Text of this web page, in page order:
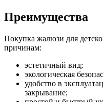
Преимущества
Покупка жалюзи для
причинам:
эстетичный вид;
экологическая
удобство в
закрывание;